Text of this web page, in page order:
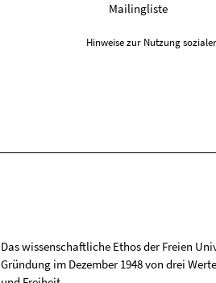
Mailingliste
Hinweise zur Nutzung
Das wissenschaftliche Ethos der Freien
Gründung im Dezember 1948 von drei